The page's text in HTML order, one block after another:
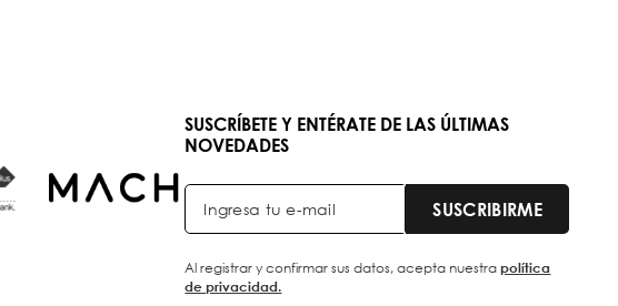
SUSCRÍBETE Y ENTÉRATE DE LAS ÚLTIMAS
NOVEDADES
SUSCRIBIRME
Al registrar y confirmar sus datos, acepta nuestrapolítica
de privacidad.